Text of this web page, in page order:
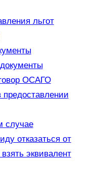
льгот
ОСАГО
случае
отказаться от
эквивалент